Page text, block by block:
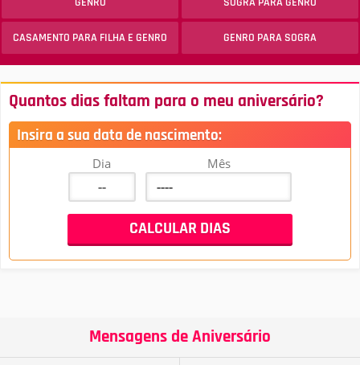
CASAMENTO PARA FILHA E GENRO GENRO PARA SOGRA
Quantos dias faltam para o meu aniversário?
Insira a sua data de nascimento:
Dia Mês
Mensagens de Aniversário